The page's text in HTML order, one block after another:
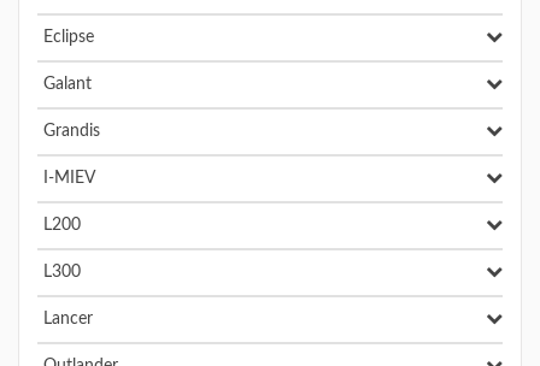
Eclipse
Galant
Grandis
I-MIEV
L200
L300
Lancer